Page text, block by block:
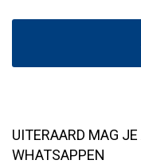
UITERAARD MAG
WHATSAPPEN